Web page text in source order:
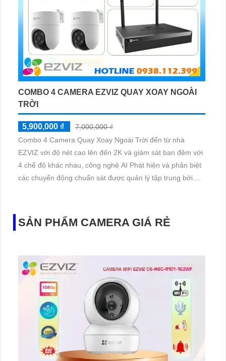
COMBO 4 CAMERA EZVIZ QUAY XOAY NGOÀI
TRỜI
5,900,000 ₫
7,000,000 ₫
Combo 4 Camera Quay Xoay Ngoài Trời đến từ nhà
EZVIZ với độ nét cao lên đến 2K và giám sát ban đêm với
4 chế độ khác nhau, công nghệ AI Phát hiện và phân biệt
các chuyển động chuẩn sát được quản lý tập trung bởi
SẢN PHẨM CAMERA GIÁ RẺ